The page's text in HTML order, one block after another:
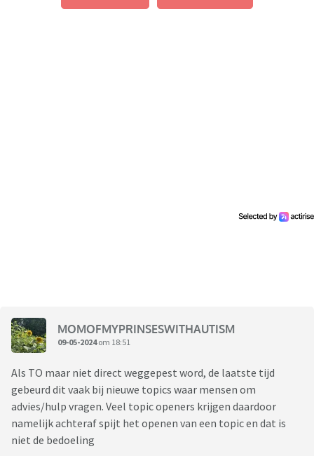
MOMOFMYPRINSESWITHAUTISM
09-05-2024om 18:51
Als TO maar niet direct weggepest word, de laatste tijd
gebeurd dit vaak bij nieuwe topics waar mensen om
advies/hulp vragen. Veel topic openers krijgen daardoor
namelijk achteraf spijt het openen van een topic en dat is
niet de bedoeling